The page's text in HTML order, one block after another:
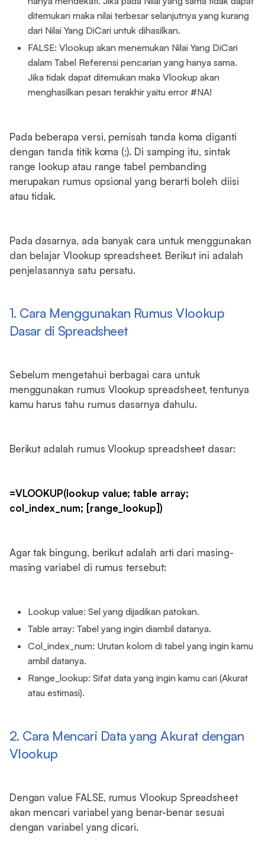
ditemukan maka nilai terbesar selanjutnya yang kurang
dari Nilai Yang DiCari untuk dihasilkan.
FALSE: Vlookup akan menemukan Nilai Yang DiCari
dalam Tabel Referensi pencarian yang hanya sama.
Jika tidak dapat ditemukan maka Vlookup akan
menghasilkan pesan terakhir yaitu error #NA!
Pada beberapa versi, pemisah tanda koma diganti
dengan tanda titik koma (;). Di samping itu, sintak
range lookup atau range tabel pembanding
merupakan rumus opsional yang berarti boleh diisi
atau tidak.
Pada dasarnya, ada banyak cara untuk menggunakan
dan belajar Vlookup spreadsheet. Berikut ini adalah
penjelasannya satu persatu.
1. Cara Menggunakan Rumus Vlookup
Dasar di Spreadsheet
Sebelum mengetahui berbagai cara untuk
menggunakan rumus Vlookup spreadsheet, tentunya
kamu harus tahu rumus dasarnya dahulu.
Berikut adalah rumus Vlookup spreadsheet dasar:
=VLOOKUP(lookup value; table array;
col_index_num; [range_lookup])
Agar tak bingung, berikut adalah arti dari masing-
masing variabel di rumus tersebut:
Lookup value: Sel yang dijadikan patokan.
Table array: Tabel yang ingin diambil datanya.
Col_index_num: Urutan kolom di tabel yang ingin kamu
ambil datanya.
Range_lookup: Sifat data yang ingin kamu cari (Akurat
atau estimasi).
2. Cara Mencari Data yang Akurat dengan
Vlookup
Dengan value FALSE, rumus Vlookup Spreadsheet
akan mencari variabel yang benar-benar sesuai
dengan variabel yang dicari.